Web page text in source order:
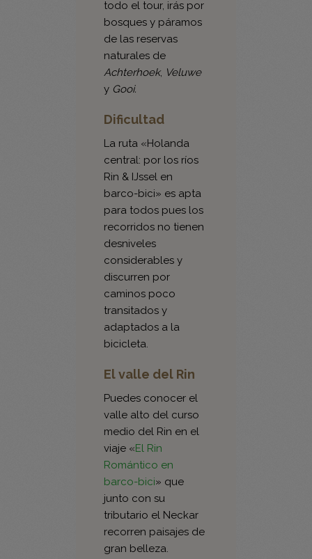
épocas. Durante
todo el tour, irás por
bosques y páramos
de las reservas
naturales de
Achterhoek
Dificultad
La ruta «Holanda
central: por los ríos
Rin & IJssel en
barco-bici» es apta
para todos pues los
recorridos no tienen
desniveles
considerables y
discurren por
caminos poco
transitados y
adaptados a la
El valle del Rin
Puedes conocer el
valle alto del curso
medio del Rin en el
viaje «El Rin
Romántico en
barco-bici» que
junto con su
tributario el Neckar
recorren paisajes de